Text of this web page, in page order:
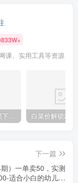
课、实用工具等资源
全网VIP课程 无损下载~.~
下一篇
期）一单卖50，实测
适合小白的幼儿园